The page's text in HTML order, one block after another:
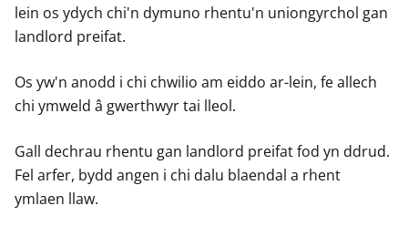
lein os ydych chi'n dymuno rhentu'n uniongyrchol gan
landlord preifat.
Os yw'n anodd i chi chwilio am eiddo ar-lein, fe allech
chi ymweld â gwerthwyr tai lleol.
Gall dechrau rhentu gan landlord preifat fod yn ddrud.
Fel arfer, bydd angen i chi dalu blaendal a rhent
ymlaen llaw.